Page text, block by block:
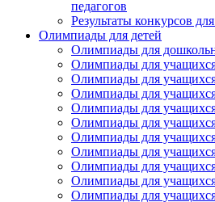
педагогов
Результаты конкурсов
Олимпиады для детей
Олимпиады для
Олимпиады для
Олимпиады для
Олимпиады для
Олимпиады для
Олимпиады для
Олимпиады для
Олимпиады для
Олимпиады для
Олимпиады для
Олимпиады для
Нажимая на кнопку, вы даете
персональных данных